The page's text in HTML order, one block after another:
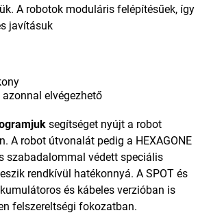
A robotok moduláris felépítésűek, így
javításuk
elvégezhető
segítséget nyújt a robot
A robot útvonalát pedig a HEXAGONE
szabadalommal védett speciális
rendkívül hatékonnyá. A SPOT és
és kábeles verzióban is
felszereltségi fokozatban.